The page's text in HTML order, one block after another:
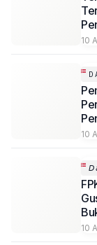
10
10
10